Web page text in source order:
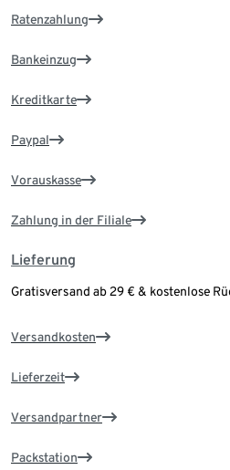
Ratenzahlung
Bankeinzug
Kreditkarte
Paypal
Vorauskasse
Zahlung in der Filiale
Lieferung
Gratisversand ab 29 € & kostenlose
Versandkosten
Lieferzeit
Versandpartner
Packstation